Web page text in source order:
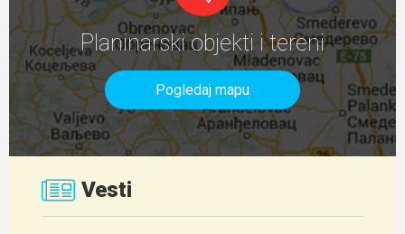
Planinarski objekti i tereni
Pogledaj mapu
Vesti